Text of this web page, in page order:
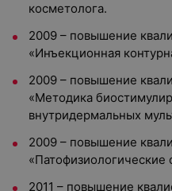
косметолога.
2009 – повышение
«Инъекционная
2009 – повышение
«Методика
внутридермальных
2009 – повышение
«Патофизиологические
2011 – повышение